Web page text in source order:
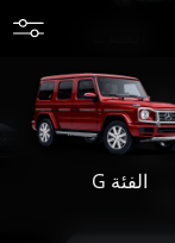
الفئة G